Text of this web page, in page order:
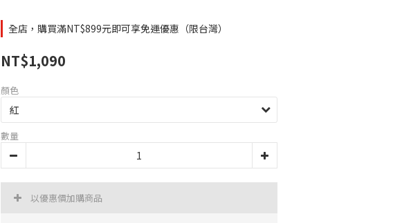
全店，購買滿NT$899元即可享免運優惠（限台灣）
NT$1,090
顏色
數量
以優惠價加購商品